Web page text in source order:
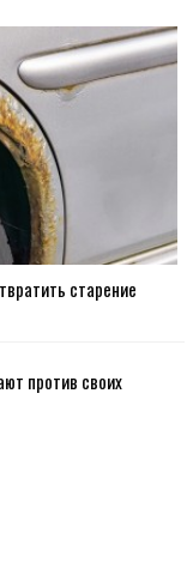
старение
против своих